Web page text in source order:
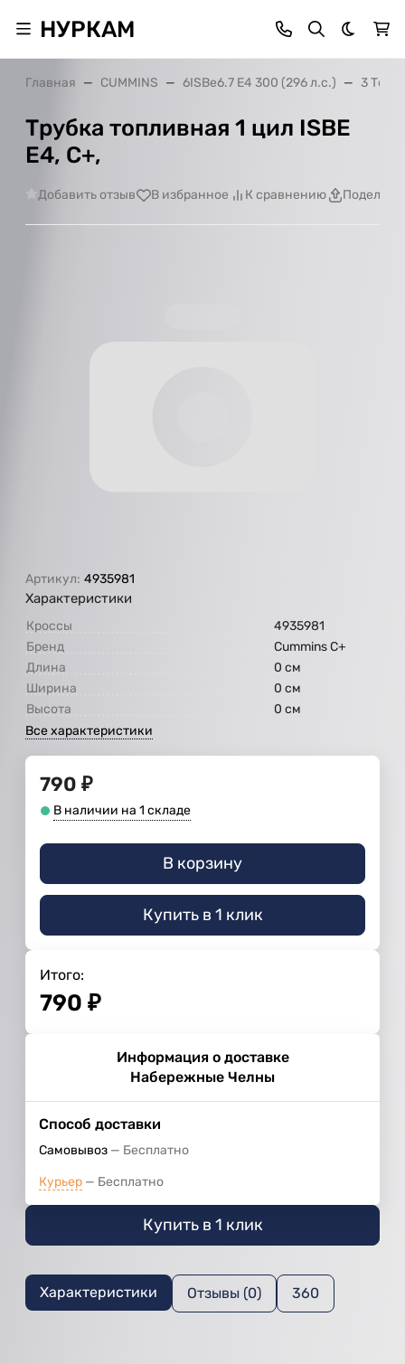
НУРКАМ Темная
Главная CUMMINS 6ISBe6.7 E4 300 (296 л.с.) 3
Трубка топливная 1 цил ISВЕ
Е4, С+,
Добавить отзыв В избранное К сравнению
Артикул: 4935981
Характеристики
Кроссы
4935981
Бренд
Cummins C+
Длина
0 см
Ширина
0 см
Высота
0 см
Все характеристики
790 ₽
В наличии на 1 складе
В корзину
Купить в 1 клик
Итого:
790 ₽
Информация о доставке
Набережные Челны
Способ доставки
Самовывоз Бесплатно
Курьер Бесплатно
Купить в 1 клик
Характеристики Отзывы (0) 360